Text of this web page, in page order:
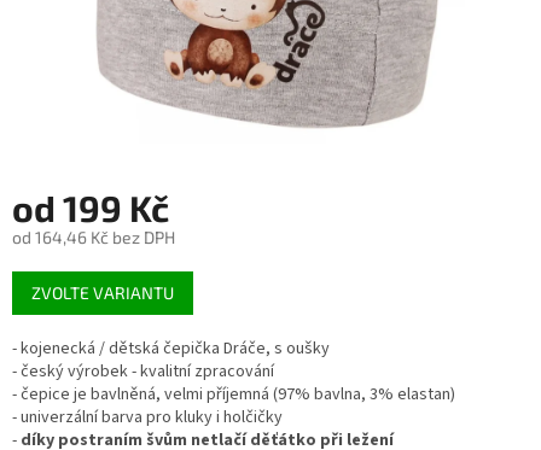
od 199 Kč
od 164,46 Kč bez DPH
Měrná
cena:
ZVOLTE VARIANTU
- kojenecká / dětská čepička Dráče, s oušky
- český výrobek - kvalitní zpracování
- čepice je bavlněná, velmi příjemná (97% bavlna, 3% elastan)
- univerzální barva pro kluky i holčičky
- díky postraním švům netlačí děťátko při ležení